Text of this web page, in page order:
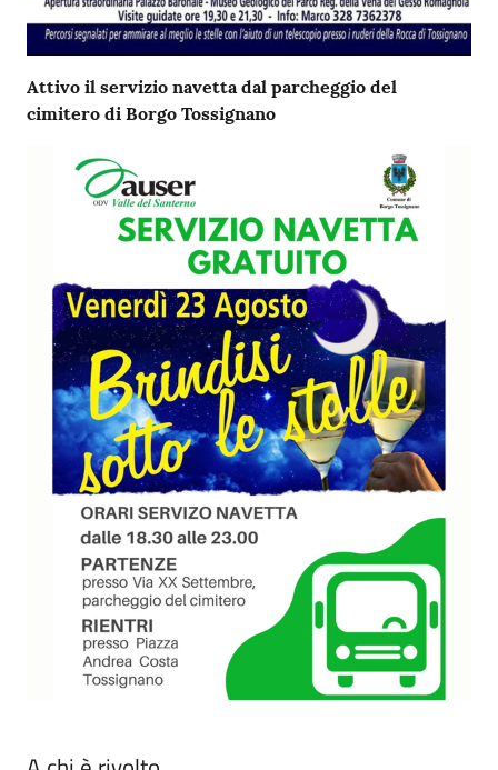
Attivo il servizio navetta dal parcheggio del
cimitero di Borgo Tossignano